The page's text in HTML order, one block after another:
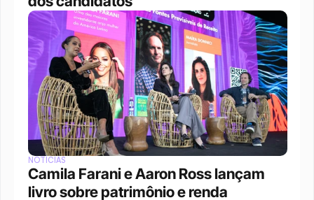
NOTÍCIAS
Camila Farani e Aaron Ross lançam
livro sobre patrimônio e renda